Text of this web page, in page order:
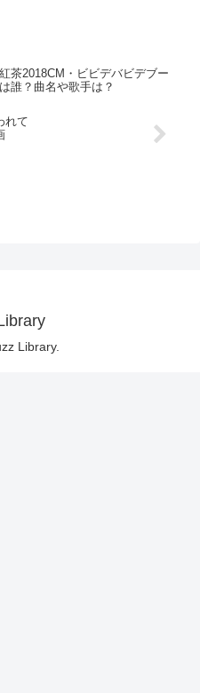
茶2018CM・ビビデバビデブー
誰？曲名や歌手は？
れて
Library.